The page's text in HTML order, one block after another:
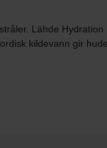
Lähde
kildevann gir